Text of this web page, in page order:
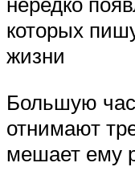
которых
жизни
Большую
отнимают
мешает ему